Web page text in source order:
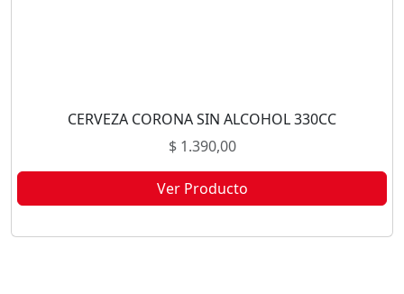
CERVEZA CORONA SIN ALCOHOL 330CC
$1.390,00
Ver Producto